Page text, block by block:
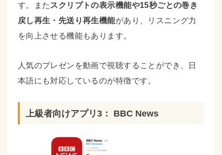
す。また スクリプトの表示機能や15秒ごとの巻き
戻し再生・先送り再生機能があり、リスニング力
を向上させる機能もあります。
人気のプレゼンを動画で視聴することができ、日
本語にも対応しているのが特徴です。
上級者向けアプリ3： BBC News